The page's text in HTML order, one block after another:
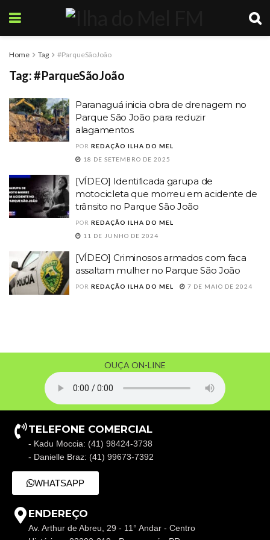
Home Tag #ParqueSãoJoão
Tag:#ParqueSãoJoão
Paranaguá inicia obra de drenagem no
Parque São João para reduzir
alagamentos
POR REDAÇÃO ILHA DO MEL
18 DE SETEMBRO DE 2025
[VÍDEO] Identificada garupa de
motocicleta que morreu em acidente de
trânsito no Parque São João
POR REDAÇÃO ILHA DO MEL
11 DE JUNHO DE 2024
[VÍDEO] Criminosos armados com faca
assaltam mulher no Parque São João
POR REDAÇÃO ILHA DO MEL 7 DE MAIO DE 2024
OUÇA ON-LINE
TELEFONE COMERCIAL
- Kadu Moccia: (41) 98424-3738
- Danielle Braz: (41) 99673-7392
WHATSAPP
ENDEREÇO
Av. Arthur de Abreu, 29 - 11° Andar - Centro